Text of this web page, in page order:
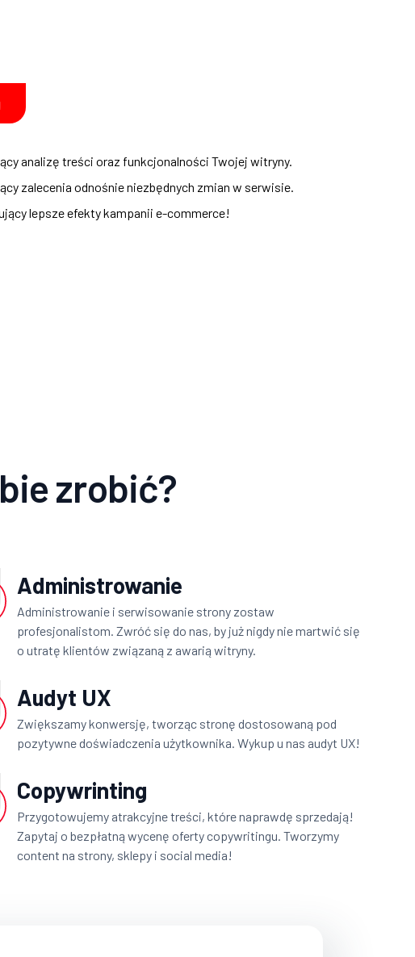
analizę treści oraz funkcjonalności Twojej witryny.
zalecenia odnośnie niezbędnych zmian w serwisie.
lepsze efekty kampanii e-commerce!
zrobić?
Administrowanie
Administrowanie i serwisowanie strony zostaw
profesjonalistom. Zwróć się do nas, by już nigdy nie martwić się
o utratę klientów związaną z awarią witryny.
Audyt UX
Zwiększamy konwersję, tworząc stronę dostosowaną pod
pozytywne doświadczenia użytkownika. Wykup u nas audyt UX!
Copywrinting
Przygotowujemy atrakcyjne treści, które naprawdę sprzedają!
Zapytaj o bezpłatną wycenę oferty copywritingu. Tworzymy
content na strony, sklepy i social media!